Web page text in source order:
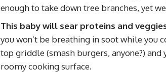
enough to take down tree branches, yet
This baby will sear proteins and
you won’t be breathing in soot while you
top griddle (smash burgers, anyone?)
roomy cooking surface.